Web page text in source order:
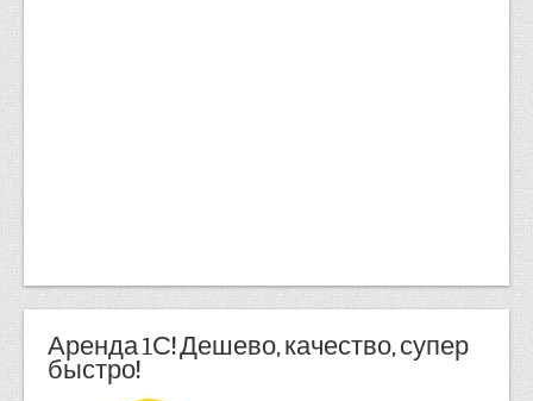
Аренда 1С! Дешево, качество, супер
быстро!